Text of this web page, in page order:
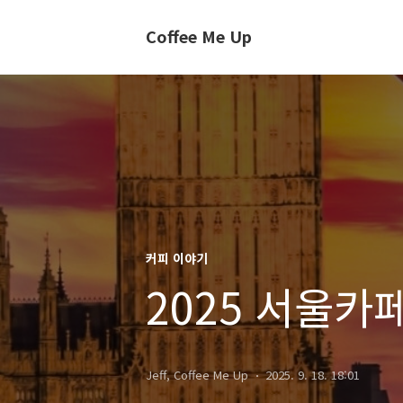
Coffee Me Up
커피 이야기
2025 서울카
Jeff, Coffee Me Up 2025. 9. 18. 18:01